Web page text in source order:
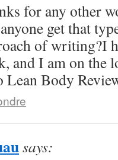
for any other
get that
of writing?I
and I am on the
Lean Body
says: